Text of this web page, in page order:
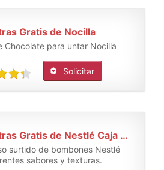
Gratis de Nocilla
Chocolate para untar Nocilla
Solicitar
Muestras Gratis de Nestlé Caja Roja
surtido de bombones Nestlé
sabores y texturas.